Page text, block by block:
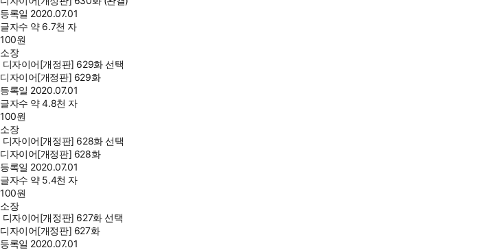
등록일 2020.07.01
글자수 약 6.7천 자
100원
소장
디자이어[개정판] 629화 선택
디자이어[개정판] 629화
등록일 2020.07.01
글자수 약 4.8천 자
100원
소장
디자이어[개정판] 628화 선택
디자이어[개정판] 628화
등록일 2020.07.01
글자수 약 5.4천 자
100원
소장
디자이어[개정판] 627화 선택
디자이어[개정판] 627화
등록일 2020.07.01